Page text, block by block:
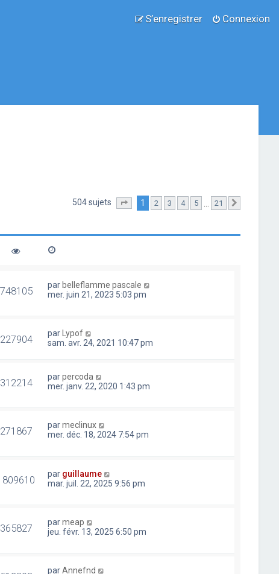
Connexion
S’enregistrer
504 sujets Page sur 21
1 2 3 4 5 21
748105 par belleflamme pascale
mer. juin 21, 2023 5:03 pm
227904 par Lypof
sam. avr. 24, 2021 10:47 pm
312214 parpercoda
mer. janv. 22, 2020 1:43 pm
271867 parmeclinux
mer. déc. 18, 2024 7:54 pm
par guillaume
mar. juil. 22, 2025 9:56 pm
365827 parmeap
jeu. févr. 13, 2025 6:50 pm
parAnnefnd